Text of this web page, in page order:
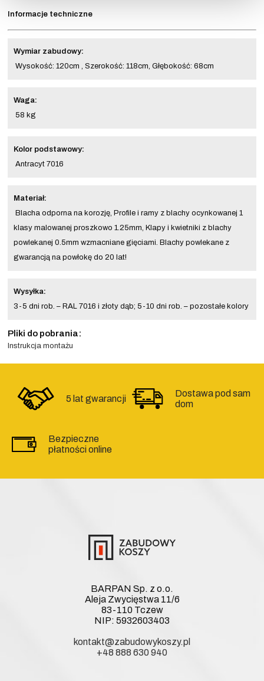
Informacje techniczne
Wymiar zabudowy:
Wysokość: 120cm , Szerokość: 118cm, Głębokość: 68cm
Waga:
58 kg
Kolor podstawowy:
Antracyt 7016
Materiał:
Blacha odporna na korozję, Profile i ramy z blachy ocynkowanej 1
klasy malowanej proszkowo 1.25mm, Klapy i kwietniki z blachy
powlekanej 0.5mm wzmacniane gięciami. Blachy powlekane z
gwarancją na powłokę do 20 lat!
Wysyłka:
3-5 dni rob. – RAL 7016 i złoty dąb; 5-10 dni rob. – pozostałe kolory
Pliki do pobrania:
Instrukcja montażu
5 lat gwarancji
Dostawa pod sam
dom
Bezpieczne
płatności online
BARPAN Sp. z o.o.
Aleja Zwycięstwa 11/6
83-110 Tczew
NIP: 5932603403
kontakt@zabudowykoszy.pl
+48 888 630 940